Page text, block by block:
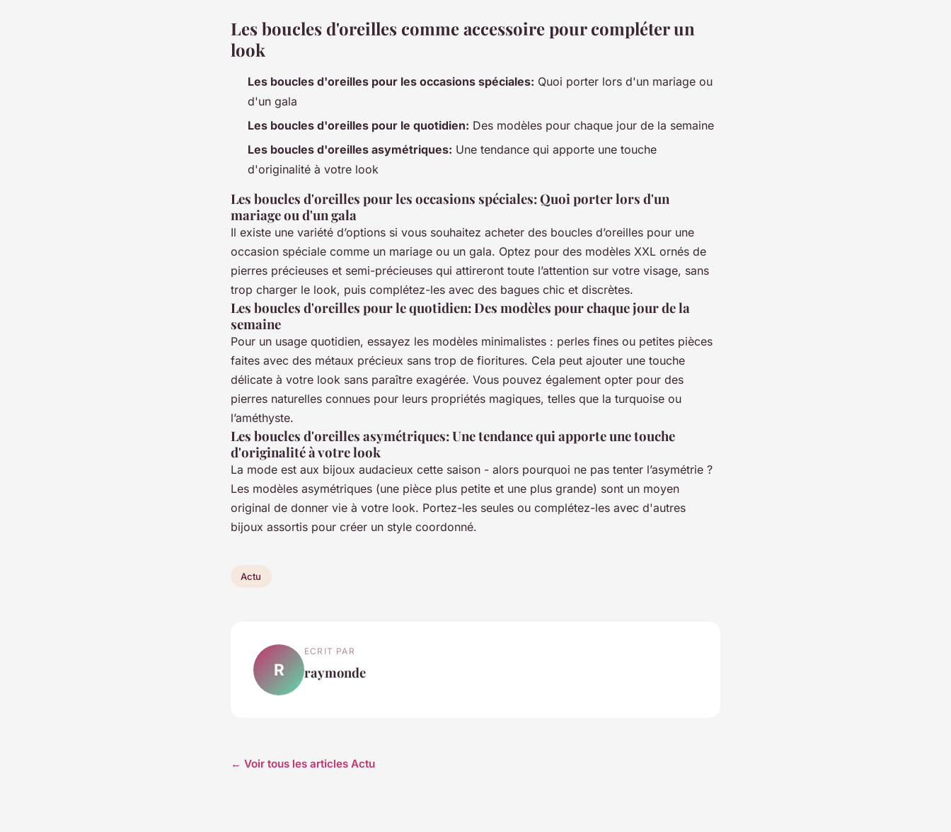
Les boucles d'oreilles comme accessoire pour compléter un
look
Les boucles d'oreilles pour les occasions spéciales: Quoi porter lors d'un mariage ou
d'un gala
Les boucles d'oreilles pour le quotidien: Des modèles pour chaque jour de la semaine
Les boucles d'oreilles asymétriques: Une tendance qui apporte une touche
d'originalité à votre look
Les boucles d'oreilles pour les occasions spéciales: Quoi porter lors d'un
mariage ou d'un gala
Il existe une variété d’options si vous souhaitez acheter des boucles d’oreilles pour une
occasion spéciale comme un mariage ou un gala. Optez pour des modèles XXL ornés de
pierres précieuses et semi-précieuses qui attireront toute l’attention sur votre visage, sans
trop charger le look, puis complétez-les avec des bagues chic et discrètes.
Les boucles d'oreilles pour le quotidien: Des modèles pour chaque jour de la
semaine
Pour un usage quotidien, essayez les modèles minimalistes : perles fines ou petites pièces
faites avec des métaux précieux sans trop de fioritures. Cela peut ajouter une touche
délicate à votre look sans paraître exagérée. Vous pouvez également opter pour des
pierres naturelles connues pour leurs propriétés magiques, telles que la turquoise ou
l’améthyste.
Les boucles d'oreilles asymétriques: Une tendance qui apporte une touche
d'originalité à votre look
La mode est aux bijoux audacieux cette saison - alors pourquoi ne pas tenter l’asymétrie ?
Les modèles asymétriques (une pièce plus petite et une plus grande) sont un moyen
original de donner vie à votre look. Portez-les seules ou complétez-les avec d'autres
bijoux assortis pour créer un style coordonné.
Actu
R
ECRIT PAR
raymonde
← Voir tous les articles Actu